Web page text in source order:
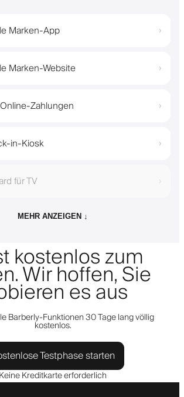
Marken-App ›
Marken-Website ›
Zahlungen ›
in-Kiosk ›
für TV ›
MEHR ANZEIGEN ↓
kostenlos zum
Wir hoffen, Sie
es aus
Barberly-Funktionen 30 Tage lang völlig
kostenlos.
Testphase starten
Keine Kreditkarte erforderlich